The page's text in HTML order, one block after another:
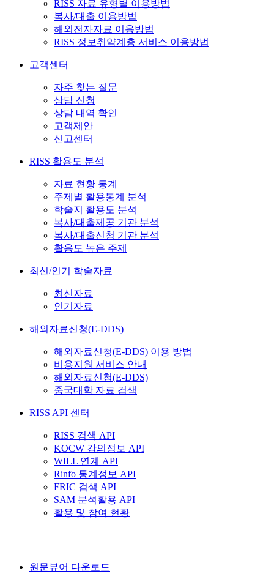
RISS 자료 유형별 이용방법
복사/대출 이용방법
해외전자자료 이용방법
RISS 정보취약계층 서비스 이용방법
고객센터
자주 찾는 질문
상담 신청
상담 내역 확인
고객제안
신고센터
RISS 활용도 분석
자료 현황 통계
주제별 활용통계 분석
학술지 활용도 분석
복사/대출제공 기관 분석
복사/대출신청 기관 분석
활용도 높은 주제
최신/인기 학술자료
최신자료
인기자료
해외자료신청(E-DDS)
해외자료신청(E-DDS) 이용 방법
비용지원 서비스 안내
해외자료신청(E-DDS)
중국대학 자료 검색
RISS API 센터
RISS 검색 API
KOCW 강의정보 API
WILL 연계 API
Rinfo 통계정보 API
FRIC 검색 API
SAM 분석활용 API
활용 및 참여 현황
원문뷰어 다운로드